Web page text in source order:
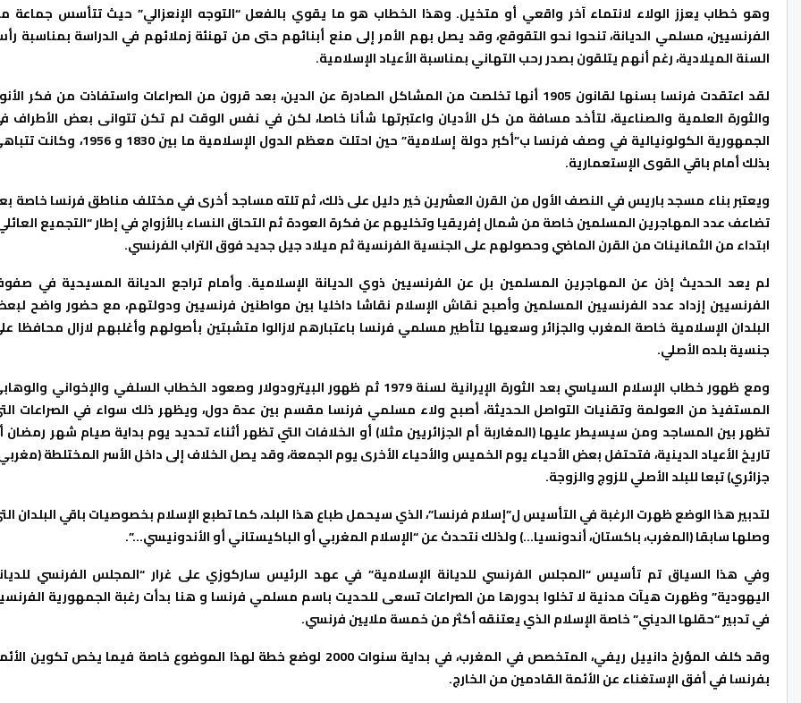
وهو خطاب يعزز الولاء لانتماء آخر واقعي أو متخيل. وهذا الخطاب هو ما يقوي بالفعل “التوجه الإنعزالي” حيث تتأسس جماعة
الفرنسيين، مسلمي الديانة، تنحوا نحو التقوقع، وقد يصل بهم الأمر إلى منع أبنائهم حتى من تهنئة زملائهم في الدراسة بمناسبة
السنة الميلادية، رغم أنهم يتلقون بصدر رحب التهاني بمناسبة الأعياد الإسلامية.
لقد اعتقدت فرنسا بسنها لقانون 1905 أنها تخلصت من المشاكل الصادرة عن الدين، بعد قرون من الصراعات واستفاذت من فكر
والثورة العلمية والصناعية، لتأخد مسافة من كل الأديان واعتبرتها شأنا خاصا، لكن في نفس الوقت لم تكن تتوانى بعض الأطراف
الجمهورية الكولونيالية في وصف فرنسا ب”أكبر دولة إسلامية” حين احتلت معظم الدول الإسلامية ما بين 1830 و
بذلك أمام باقي القوى الإستعمارية.
ويعتبر بناء مسجد باريس في النصف الأول من القرن العشرين خير دليل على ذلك، ثم تلته مساجد أخرى في مختلف مناطق فرنسا خاصة
تضاعف عدد المهاجرين المسلمين خاصة من شمال إفريقيا وتخليهم عن فكرة العودة ثم التحاق النساء بالأزواج في إطار “التجميع
ابتداء من الثمانينات من القرن الماضي وحصولهم على الجنسية الفرنسية ثم ميلاد جيل جديد فوق التراب الفرنسي.
لم يعد الحديث إذن عن المهاجرين المسلمين بل عن الفرنسيين ذوي الديانة الإسلامية. وأمام تراجع الديانة المسيحية في
الفرنسيين إزداد عدد الفرنسيين المسلمين وأصبح نقاش الإسلام نقاشا داخليا بين مواطنين فرنسيين ودولتهم، مع حضور واضح
البلدان الإسلامية خاصة المغرب والجزائر وسعيها لتأطير مسلمي فرنسا باعتبارهم لازالوا متشبتين بأصولهم وأغلبهم لازال محافظا
جنسية بلده الأصلي.
ومع ظهور خطاب الإسلام السياسي بعد الثورة الإيرانية لسنة 1979 ثم ظهور البيترودولار وصعود الخطاب السلفي والإخواني
المستفيذ من العولمة وتقنيات التواصل الحديثة، أصبح ولاء مسلمي فرنسا مقسم بين عدة دول، ويظهر ذلك سواء في الصراعات
تظهر بين المساجد ومن سيسيطر عليها (المغاربة أم الجزائريين مثلا) أو الخلافات التي تظهر أثناء تحديد يوم بداية صيام شهر رمضان
تاريخ الأعياد الدينية، فتحتفل بعض الأحياء يوم الخميس والأحياء الأخرى يوم الجمعة، وقد يصل الخلاف إلى داخل الأسر المختلطة
جزائري) تبعا للبلد الأصلي للزوج والزوجة.
لتدبير هذا الوضع ظهرت الرغبة في التأسيس ل”إسلام فرنسا”، الذي سيحمل طباع هذا البلد، كما تطبع الإسلام بخصوصيات باقي البلدان
وصلها سابقا (المغرب، باكستان، أندونسيا…) ولذلك نتحدث عن “الإسلام المغربي أو الباكيستاني أو الأندونيسي…”.
وفي هذا السياق تم تأسيس “المجلس الفرنسي للديانة الإسلامية” في عهد الرئيس ساركوزي على غرار “المجلس الفرنسي
اليهودية” وظهرت هيآت مدنية لا تخلوا بدورها من الصراعات تسعى للحديت باسم مسلمي فرنسا و هنا بدأت رغبة الجمهورية
في تدبير “حقلها الديني” خاصة الإسلام الذي يعتنقه أكثر من خمسة ملايين فرنسي.
وقد كلف المؤرخ دانييل ريفي، المتخصص في المغرب، في بداية سنوات 2000 لوضع خطة لهذا الموضوع خاصة فيما يخص تكوين
بفرنسا في أفق الإستغناء عن الأئمة القادمين من الخارج.